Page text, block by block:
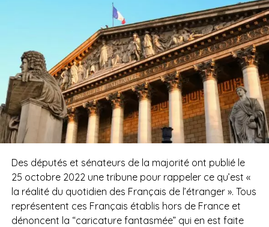
Des députés et sénateurs de la majorité ont publié le
25 octobre 2022 une tribune pour rappeler ce qu’est «
la réalité du quotidien des Français de l’étranger ». Tous
représentent ces Français établis hors de France et
dénoncent la “caricature fantasmée” qui en est faite